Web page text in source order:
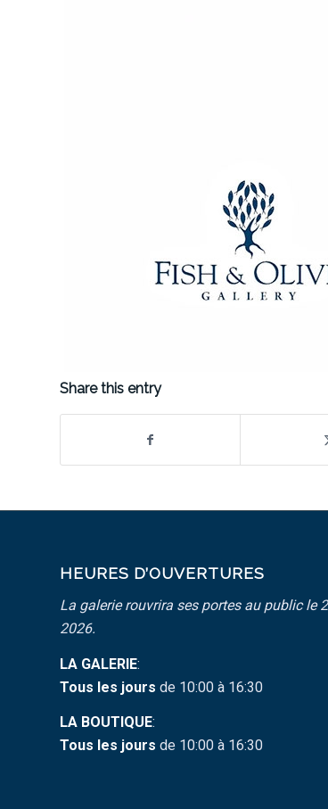
Share this entry
HEURES D’OUVERTURES
La galerie rouvrira ses portes au public le
2026.
LA GALERIE:
Tous les jours de 10:00 à 16:30
LA BOUTIQUE:
Tous les jours de 10:00 à 16:30